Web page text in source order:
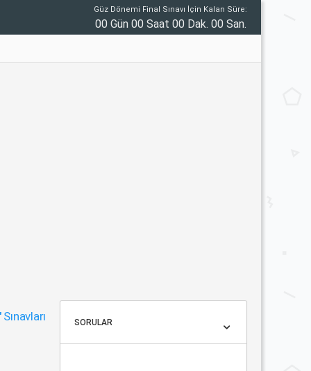
Güz Dönemi Final Sınavı İçin Kalan Süre:
00 Gün 00 Saat 00 Dak. 00 San.
Sınavları SORULAR